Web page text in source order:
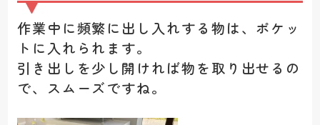
作業中に頻繁に出し入れする物は、ポケッ
トに入れられます。
引き出しを少し開ければ物を取り出せるの
で、スムーズですね。